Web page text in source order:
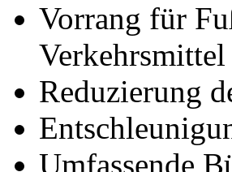
Vorrang für
Verkehrsmittel
Reduzierung
Umfassende